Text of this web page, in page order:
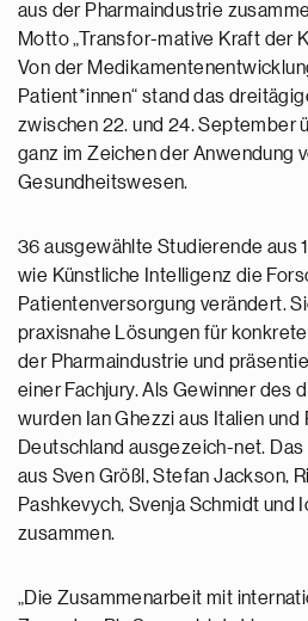
aus der Pharmaindustrie
Motto „Transfor-mative Kraft der
Von der
Patient*innen“ stand das
zwischen 22. und 24. September
ganz im Zeichen der Anwendung
Gesundheitswesen.
36 ausgewählte Studierende aus
wie Künstliche Intelligenz die
Patientenversorgung verändert.
praxisnahe Lösungen für
der Pharmaindustrie und
einer Fachjury. Als Gewinner des
wurden Ian Ghezzi aus Italien und
Deutschland ausgezeich-net.
aus Sven Größl, Stefan Jackson,
Pashkevych, Svenja Schmidt und
zusammen.
„Die Zusammenarbeit mit